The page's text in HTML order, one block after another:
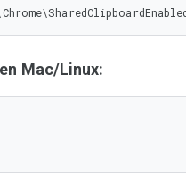
Mac/Linux: